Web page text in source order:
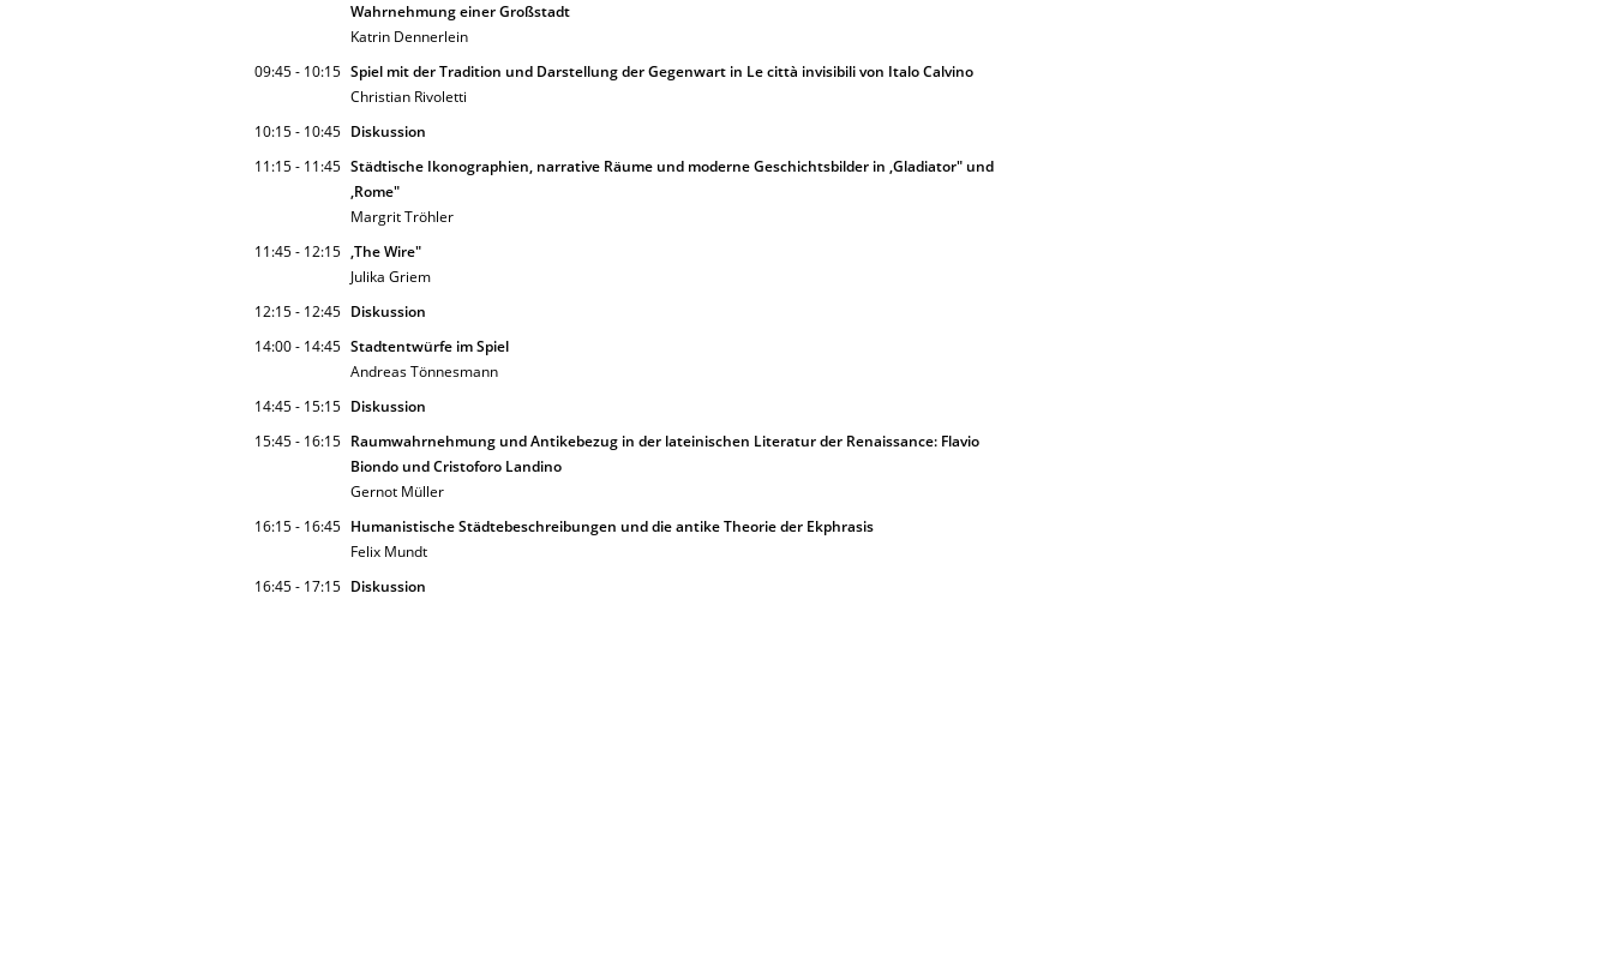
Wahrnehmung einer Großstadt
Katrin Dennerlein
09:45 - 10:15 Spiel mit der Tradition und Darstellung der Gegenwart in Le città invisibili von Italo Calvino
Christian Rivoletti
10:15 - 10:45 Diskussion
11:15 - 11:45 Städtische Ikonographien, narrative Räume und moderne Geschichtsbilder in ,Gladiator" und
,Rome"
Margrit Tröhler
11:45 - 12:15 ‚The Wire"
Julika Griem
12:15 - 12:45 Diskussion
14:00 - 14:45 Stadtentwürfe im Spiel
Andreas Tönnesmann
14:45 - 15:15 Diskussion
15:45 - 16:15 Raumwahrnehmung und Antikebezug in der lateinischen Literatur der Renaissance: Flavio
Biondo und Cristoforo Landino
Gernot Müller
16:15 - 16:45 Humanistische Städtebeschreibungen und die antike Theorie der Ekphrasis
Felix Mundt
16:45 - 17:15 Diskussion